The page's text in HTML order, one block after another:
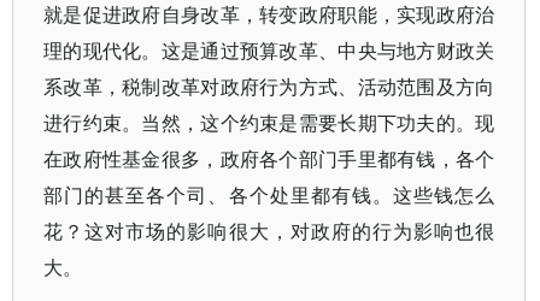
就是促进政府自身改革，转变政府职能，实现政府治
理的现代化。这是通过预算改革、中央与地方财政关
系改革，税制改革对政府行为方式、活动范围及方向
进行约束。当然，这个约束是需要长期下功夫的。现
在政府性基金很多，政府各个部门手里都有钱，各个
部门的甚至各个司、各个处里都有钱。这些钱怎么
花？这对市场的影响很大，对政府的行为影响也很
大。